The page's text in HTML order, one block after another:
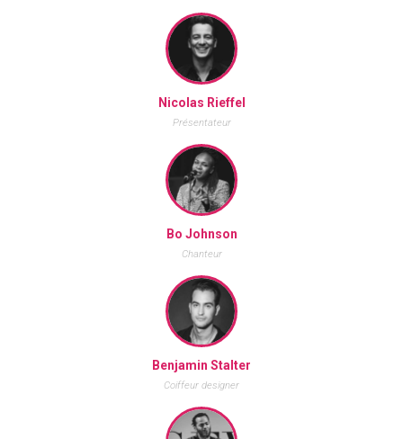
Nicolas Rieffel
Présentateur
Bo Johnson
Chanteur
Benjamin Stalter
Coiffeur designer